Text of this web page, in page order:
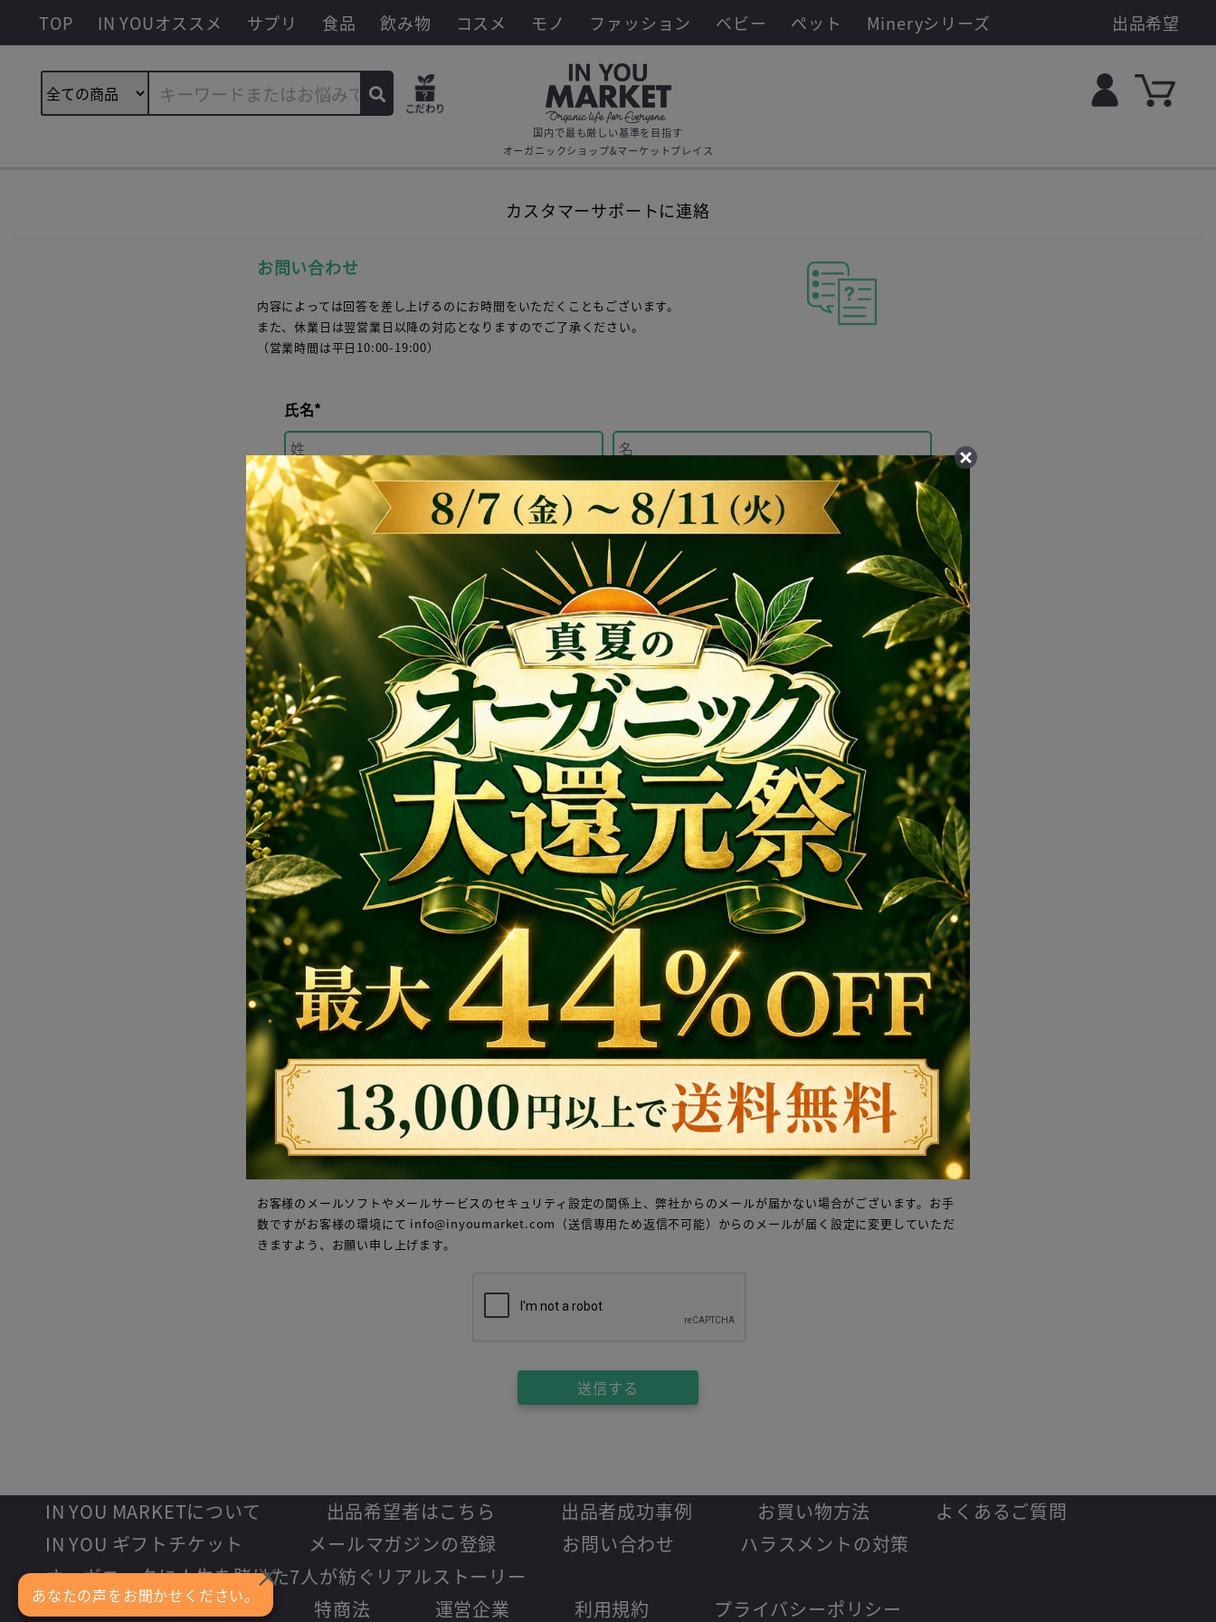
TOP IN YOUオススメ サプリ 食品 飲み物 コスメ モノ ファッション ベビー ペット Mineryシリーズ 出品希望
国内で最も厳しい基準を目指す
オーガニックショップ&マーケットプレイス
カスタマーサポートに連絡
お問い合わせ
内容によっては回答を差し上げるのにお時間をいただくこともございます。
また、休業日は翌営業日以降の対応となりますのでご了承ください。
（営業時間は平日10:00-19:00）
氏名*
氏名（フリガナ）*
お電話番号*
メールアドレス*
メールアドレス確認*
お問い合わせ内容*
問い合わせの返答方法
ご注文に関するお問い合わせには、必ずご注文番号をご記入くださいますようお願いいたします。
お客様のメールソフトやメールサービスのセキュリティ設定の関係上、弊社からのメールが届かない場合がございます。お手
数ですがお客様の環境にて info@inyoumarket.com（送信専用ため返信不可能）からのメールが届く設定に変更していただ
きますよう、お願い申し上げます。
送信する
IN YOU MARKETについて 出品希望者はこちら 出品者成功事例 お買い物方法
よくあるご質問
IN YOU ギフトチケット
メールマガジンの登録 お問い合わせ
ハラスメントの対策
オーガニックに人生を賭けた7人が紡ぐリアルストーリー
特商法
運営企業 利用規約 プライバシーポリシー
×
あなたの声をお聞かせください。
×
表示価格からさらに
送料 無料
送料無料クーポン
残り 2日13:02:50
13000円以上のお買い上げでご利用頂け
る送料無料クーポンです。
ログインして獲得
Code: FS13000-d
※ ¥13,000以上のご注文
※ 有効期限内にご利用ください
利用規約・注意事項
※この画面を間違えて閉じてしまった場合、あとでもう
一度確認したい場合は、画面右下のボタンをタップして
ください。
[ 閉じる ]